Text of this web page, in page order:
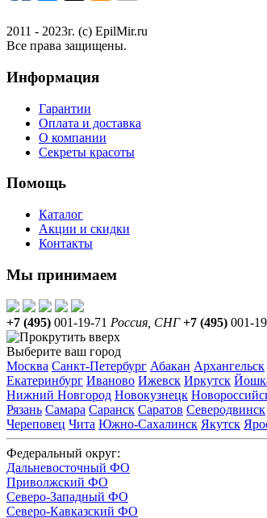
2011 - 2023г. (с) EpilMir.ru
Все права защищены.
Информация
Гарантии
Оплата и доставка
О компании
Секреты красоты
Помощь
Каталог
Акции и скидки
Контакты
Мы принимаем
+7 (495) 001-19-71 Россия, СНГ +7 (495) 001-
Выберите ваш город
Москва Санкт-Петербург Абакан Архангельск
Екатеринбург Иваново Ижевск Иркутск
Нижний Новгород Новокузнецк
Рязань Самара Саранск Саратов Северодвинск
Череповец Чита Южно-Сахалинск Якутск
Федеральный округ:
Дальневосточный ФО
Приволжский ФО
Северо-Западный ФО
Северо-Кавказский ФО